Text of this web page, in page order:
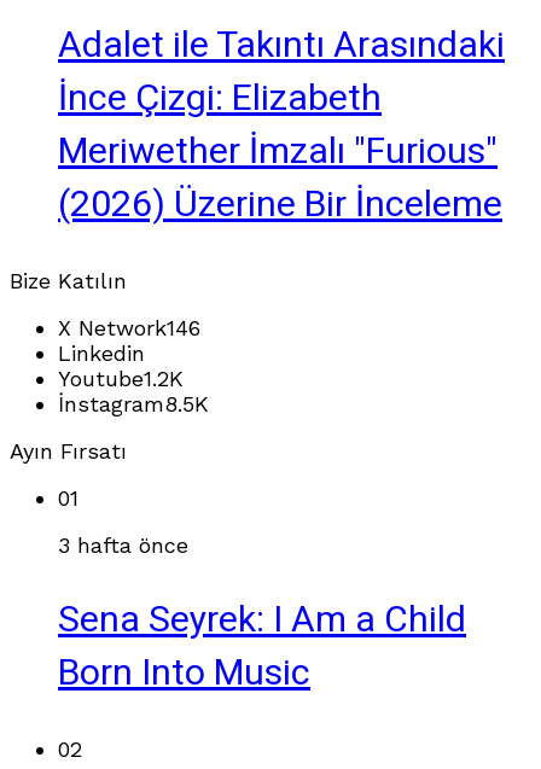
Adalet ile Takıntı Arasındaki
İnce Çizgi: Elizabeth
Meriwether İmzalı "Furious"
(2026) Üzerine Bir İnceleme
Bize Katılın
X Network146
Linkedin
Youtube1.2K
İnstagram8.5K
Ayın Fırsatı
01
3 hafta önce
Sena Seyrek: I Am a Child
Born Into Music
02